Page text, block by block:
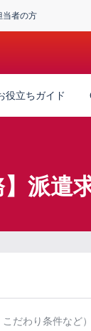
当者の方
役立ちガイド
派遣
だわり条件など）